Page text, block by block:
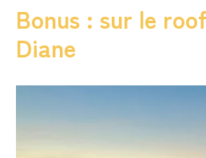
Bonus : sur le
Diane